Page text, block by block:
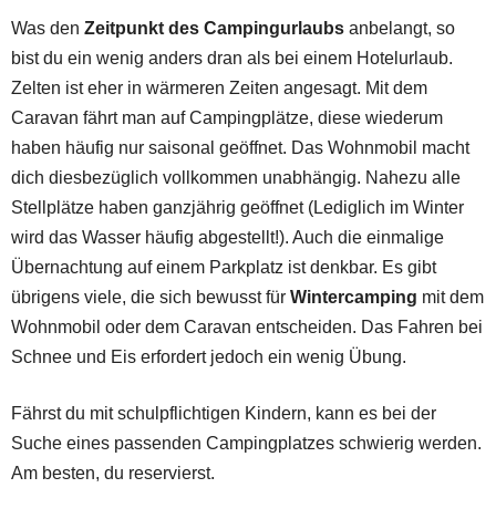
Was den Zeitpunkt des Campingurlaubs anbelangt, so
bist du ein wenig anders dran als bei einem Hotelurlaub.
Zelten ist eher in wärmeren Zeiten angesagt. Mit dem
Caravan fährt man auf Campingplätze, diese wiederum
haben häufig nur saisonal geöffnet. Das Wohnmobil macht
dich diesbezüglich vollkommen unabhängig. Nahezu alle
Stellplätze haben ganzjährig geöffnet (Lediglich im Winter
wird das Wasser häufig abgestellt!). Auch die einmalige
Übernachtung auf einem Parkplatz ist denkbar. Es gibt
übrigens viele, die sich bewusst für Wintercamping mit dem
Wohnmobil oder dem Caravan entscheiden. Das Fahren bei
Schnee und Eis erfordert jedoch ein wenig Übung.
Fährst du mit schulpflichtigen Kindern, kann es bei der
Suche eines passenden Campingplatzes schwierig werden.
Am besten, du reservierst.